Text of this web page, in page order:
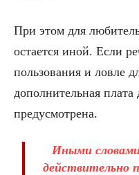
При этом для
остается иной. Если
пользования и ловле
дополнительная
предусмотрена.
Иными
действительно